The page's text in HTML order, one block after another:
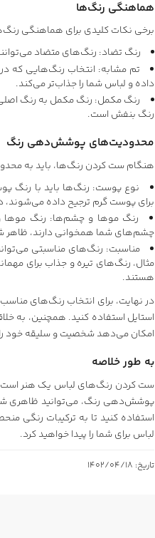
هماهنگی رنگ‌ها
برخی نکات کلیدی برای هماهنگی
رنگ تضاد: رنگ‌های متضاد
تم مشابه: انتخاب رنگ‌هایی که
داده و لباس شما را جذاب‌تر می‌کند.
رنگ مکمل: رنگ مکمل به رنگ اصلی
رنگ بنفش است.
محدودیت‌های پوشش‌دهی رنگ
هنگام ست کردن رنگ‌ها، باید به
نوع پوست: رنگ‌ها باید با رنگ
برای پوست گرم ترجیح داده
رنگ موها و چشم‌ها: رنگ موها
چشم‌های شما همخوانی دارند، ظاهر
مناسبت: رنگ‌های مناسبتی
مثال، رنگ‌های تیره و جذاب برای
هستند.
در نهایت، برای انتخاب رنگ‌های
استایل استفاده کنید. همچنین، به
امکان می‌دهد شخصیت و سلیقه خود را
به طور خلاصه
ست کردن رنگ‌های لباس یک هنر است
پوشش‌دهی رنگ، می‌توانید ظاهری
استفاده کنید تا به ترکیبات رنگی
لباس برای شما را پیدا خواهید کرد.
تاریخ: 1402/04/18